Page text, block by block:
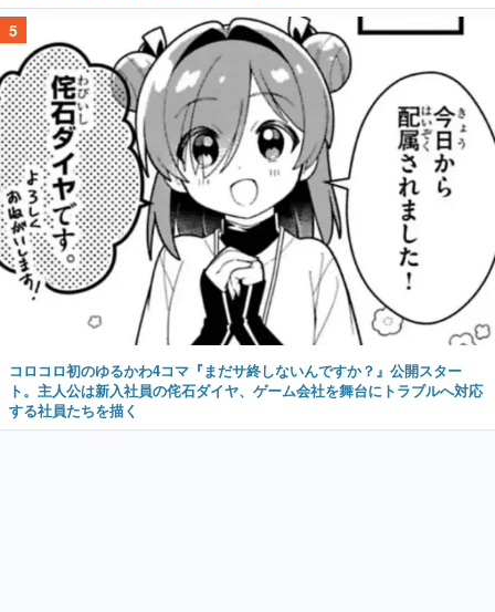
5
コロコロ初のゆるかわ4コマ『まだサ終しないんですか？』公開スター
ト。主人公は新入社員の侘石ダイヤ、ゲーム会社を舞台にトラブルへ対応
する社員たちを描く